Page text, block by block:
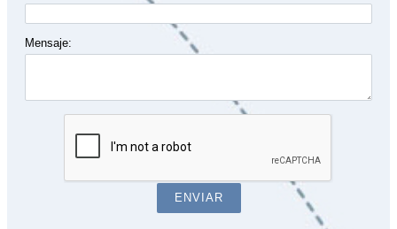
Mensaje:
ENVIAR